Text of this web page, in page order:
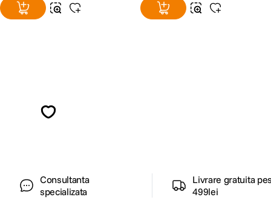
Consultanta
specializata
Livrare gratuita
499lei